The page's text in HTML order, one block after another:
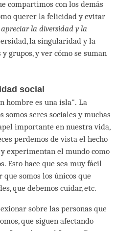
compartimos con los demás
querer la felicidad y evitar
apreciar la diversidad y la
la singularidad y la
grupos, y ver cómo se suman
social
hombre es una isla". La
somos seres sociales y muchas
importante en nuestra vida,
perdemos de vista el hecho
experimentan el mundo como
Esto hace que sea muy fácil
somos los únicos que
que debemos cuidar, etc.
sobre las personas que
que siguen afectando